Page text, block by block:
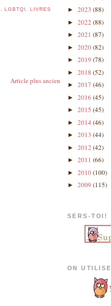
,LGBTQI ,LIVRES
Article plus ancien
► 2023 (88)
► 2022 (88)
► 2021 (87)
► 2020(82)
► 2019 (78)
► 2018 (52)
► 2017 (46)
► 2016 (45)
► 2015 (45)
► 2014 (46)
► 2013 (44)
► 2012 (42)
► 2011 (66)
► 2010(100)
► 2009 (115)
SERS-TOI!
ON UTILISE